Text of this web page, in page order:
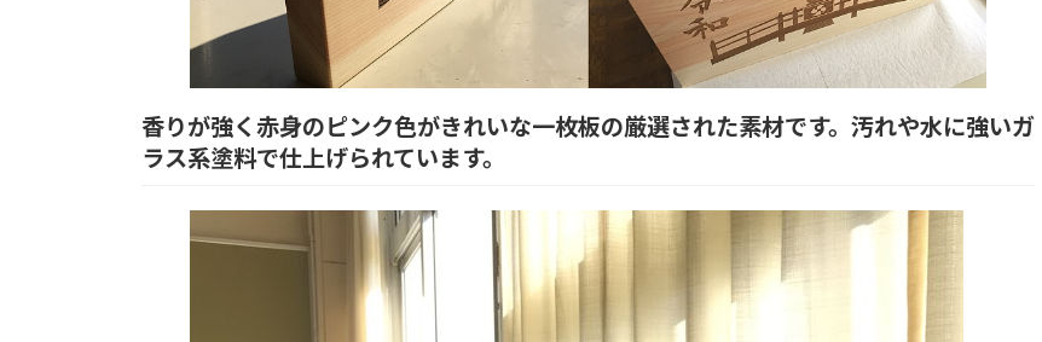
香りが強く赤身のピンク色がきれいな一枚板の厳選された素材です。汚れや水に強いガ
ラス系塗料で仕上げられています。